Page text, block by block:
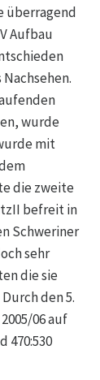
überragend
Aufbau
wurde
mit
die zweite
befreit in
Schweriner
sehr
die sie
den 5.
06 auf
470:530